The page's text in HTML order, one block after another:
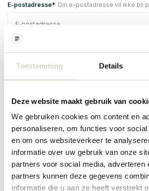
Toestemming Details
Deze website maakt gebruik van
We gebruiken cookies om content en
personaliseren, om functies voor
en om ons websiteverkeer te
informatie over uw gebruik van onze
partners voor social media, adverteren
partners kunnen deze gegevens
informatie die u aan ze heeft verstrekt
E-postadresse* Din e-postadresse vil ikke bli
Merknad *